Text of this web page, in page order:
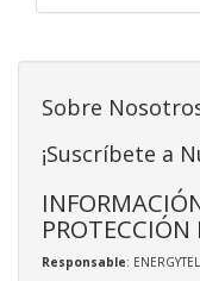
Sobre
¡Suscríbete a
Responsable: